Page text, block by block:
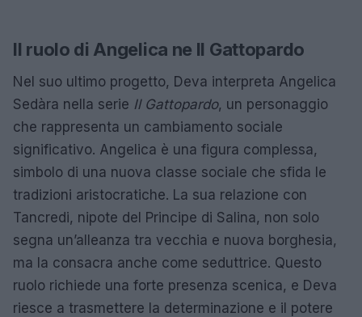
Il ruolo di Angelica ne Il Gattopardo
Nel suo ultimo progetto, Deva interpreta Angelica
Sedàra nella serie Il Gattopardo, un personaggio
che rappresenta un cambiamento sociale
significativo. Angelica è una figura complessa,
simbolo di una nuova classe sociale che sfida le
tradizioni aristocratiche. La sua relazione con
Tancredi, nipote del Principe di Salina, non solo
segna un’alleanza tra vecchia e nuova borghesia,
ma la consacra anche come seduttrice. Questo
ruolo richiede una forte presenza scenica, e Deva
riesce a trasmettere la determinazione e il potere